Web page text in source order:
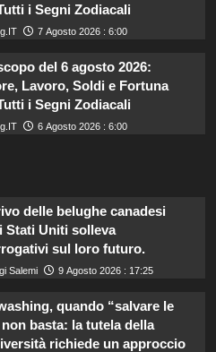
i Segni Zodiacali
7 Agosto 2026 : 6:00
del 6 agosto 2026:
Lavoro, Soldi e Fortuna
i Segni Zodiacali
6 Agosto 2026 : 6:00
delle belughe canadesi
Stati Uniti solleva
sul loro futuro.
Salemi 9 Agosto 2026 : 17:25
quando “salvare le
basta: la tutela della
richiede un approccio